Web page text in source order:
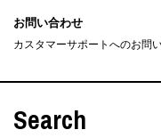
お問い合わせ
カスタマーサポートへのお問
Search